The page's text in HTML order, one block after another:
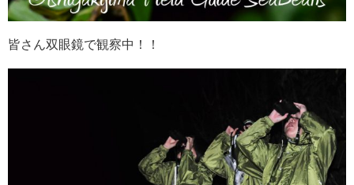
皆さん双眼鏡で観察中！！